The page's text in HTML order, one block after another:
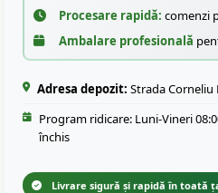
Procesare rapidă: comenzi
Ambalare profesională
Adresa depozit: Strada Corneliu
Program ridicare: Luni-Vineri
închis
Livrare sigură și rapidă în toată